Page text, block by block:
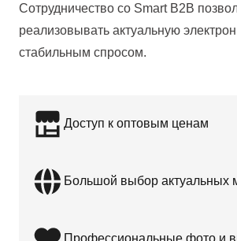
Сотрудничество со Smart B2B
реализовывать актуальную
стабильным спросом.
Доступ к оптовым ценам
Большой выбор актуальных